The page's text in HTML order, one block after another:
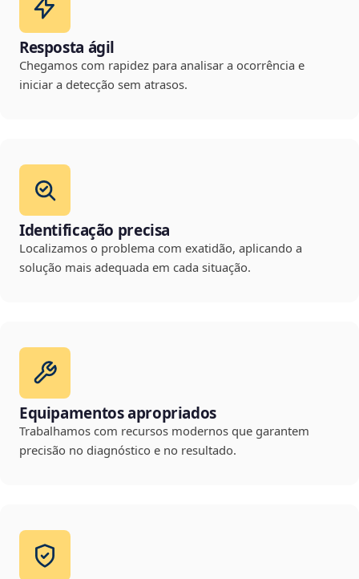
Resposta ágil
Chegamos com rapidez para analisar a ocorrência e
iniciar a detecção sem atrasos.
Identificação precisa
Localizamos o problema com exatidão, aplicando a
solução mais adequada em cada situação.
Equipamentos apropriados
Trabalhamos com recursos modernos que garantem
precisão no diagnóstico e no resultado.